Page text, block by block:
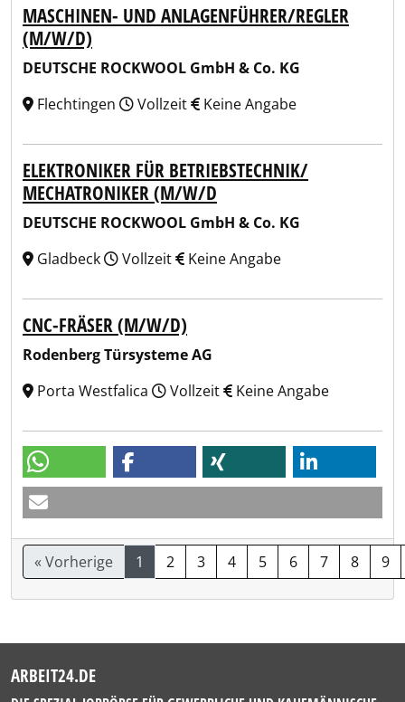
MASCHINEN- UND ANLAGENFÜHRER/REGLER
(M/W/D)
DEUTSCHE ROCKWOOL GmbH & Co. KG
Flechtingen
Vollzeit Keine Angabe
ELEKTRONIKER FÜR BETRIEBSTECHNIK/
MECHATRONIKER (M/W/D
DEUTSCHE ROCKWOOL GmbH & Co. KG
Gladbeck
Vollzeit Keine Angabe
CNC-FRÄSER (M/W/D)
Rodenberg Türsysteme AG
Porta Westfalica
Vollzeit Keine Angabe
« Vorherige 1 2 3 4 5 6 7 8 9
ARBEIT24.DE